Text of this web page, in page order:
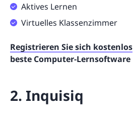
Aktives Lernen
Virtuelles Klassenzimmer
Registrieren Sie sich kostenlos
beste Computer-Lernsoftware
2. Inquisiq